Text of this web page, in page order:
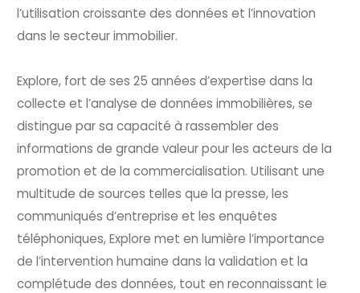
l’utilisation croissante des données et l’innovation
dans le secteur immobilier.
Explore, fort de ses 25 années d’expertise dans la
collecte et l’analyse de données immobilières, se
distingue par sa capacité à rassembler des
informations de grande valeur pour les acteurs de la
promotion et de la commercialisation. Utilisant une
multitude de sources telles que la presse, les
communiqués d’entreprise et les enquêtes
téléphoniques, Explore met en lumière l’importance
de l’intervention humaine dans la validation et la
complétude des données, tout en reconnaissant le